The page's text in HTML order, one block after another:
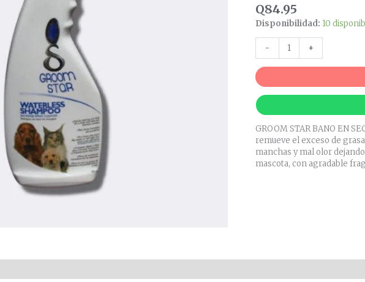
Q84.95
Disponibilidad: 10
-
GATOS
cantidad
+
GROOM STAR BANO EN
remueve el exceso de
manchas y mal olor
mascota, con agradable